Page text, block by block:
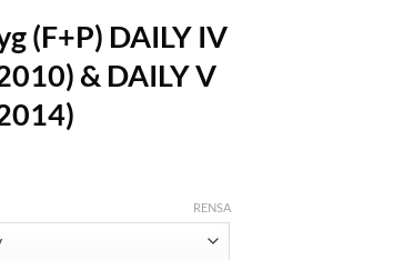
(F+P) DAILY IV
& DAILY V
RENSA